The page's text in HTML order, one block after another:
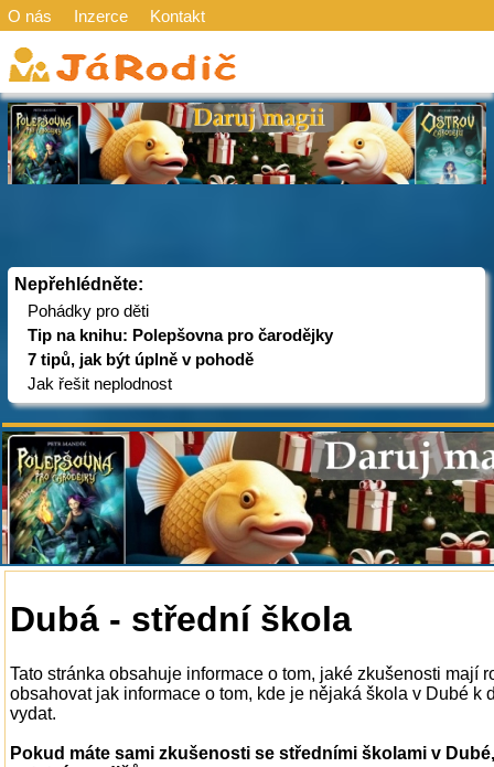
O nás Inzerce Kontakt
Nepřehlédněte:
Pohádky pro děti
Tip na knihu: Polepšovna pro čarodějky
7 tipů, jak být úplně v pohodě
Jak řešit neplodnost
Dubá - střední škola
Tato stránka obsahuje informace o tom, jaké zkušenosti mají
obsahovat jak informace o tom, kde je nějaká škola v Dubé k
vydat.
Pokud máte sami zkušenosti se středními školami v